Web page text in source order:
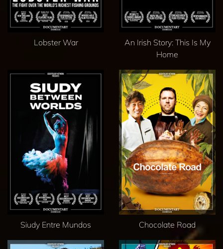
Lobster War
An Irish Story: This Is My
Home
Siudy Entre Mundos Chocolate Road